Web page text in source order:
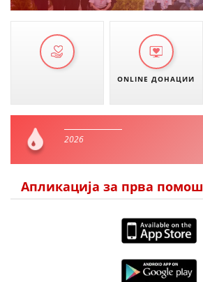
ONLINE ДОНАЦИИ
2026
Апликација за прва помош